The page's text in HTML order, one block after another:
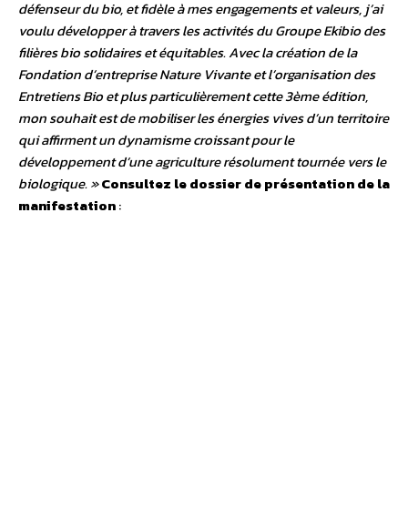
défenseur du bio, et fidèle à mes engagements et valeurs, j’ai
voulu développer à travers les activités du Groupe Ekibio des
filières bio solidaires et équitables. Avec la création de la
Fondation d’entreprise Nature Vivante et l’organisation des
Entretiens Bio et plus particulièrement cette 3ème édition,
mon souhait est de mobiliser les énergies vives d’un territoire
qui affirment un dynamisme croissant pour le
développement d’une agriculture résolument tournée vers le
biologique. »Consultez le dossier de présentation de la
manifestation: